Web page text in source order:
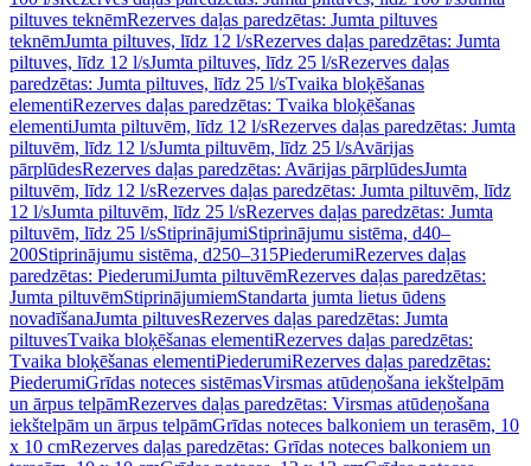
piltuves teknēmRezerves daļas paredzētas: Jumta piltuves
teknēmJumta piltuves, līdz 12 l/sRezerves daļas paredzētas: Jumta
piltuves, līdz 12 l/sJumta piltuves, līdz 25 l/sRezerves daļas
paredzētas: Jumta piltuves, līdz 25 l/sTvaika bloķēšanas
elementiRezerves daļas paredzētas: Tvaika bloķēšanas
elementiJumta piltuvēm, līdz 12 l/sRezerves daļas paredzētas: Jumta
piltuvēm, līdz 12 l/sJumta piltuvēm, līdz 25 l/sAvārijas
pārplūdesRezerves daļas paredzētas: Avārijas pārplūdesJumta
piltuvēm, līdz 12 l/sRezerves daļas paredzētas: Jumta piltuvēm, līdz
12 l/sJumta piltuvēm, līdz 25 l/sRezerves daļas paredzētas: Jumta
piltuvēm, līdz 25 l/sStiprinājumiStiprinājumu sistēma, d40–
200Stiprinājumu sistēma, d250–315PiederumiRezerves daļas
paredzētas: PiederumiJumta piltuvēmRezerves daļas paredzētas:
Jumta piltuvēmStiprinājumiemStandarta jumta lietus ūdens
novadīšanaJumta piltuvesRezerves daļas paredzētas: Jumta
piltuvesTvaika bloķēšanas elementiRezerves daļas paredzētas:
Tvaika bloķēšanas elementiPiederumiRezerves daļas paredzētas:
PiederumiGrīdas noteces sistēmasVirsmas atūdeņošana iekštelpām
un ārpus telpāmRezerves daļas paredzētas: Virsmas atūdeņošana
iekštelpām un ārpus telpāmGrīdas noteces balkoniem un terasēm, 10
x 10 cmRezerves daļas paredzētas: Grīdas noteces balkoniem un